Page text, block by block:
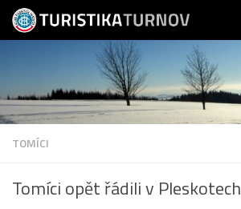
Skip to content
TOMÍCI
Tomíci opět řádili v Pleskotech